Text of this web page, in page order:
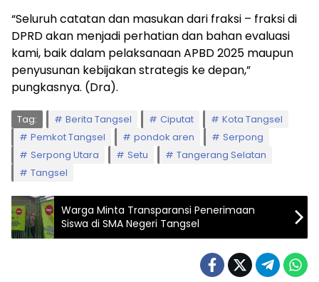
“Seluruh catatan dan masukan dari fraksi – fraksi di
DPRD akan menjadi perhatian dan bahan evaluasi
kami, baik dalam pelaksanaan APBD 2025 maupun
penyusunan kebijakan strategis ke depan,”
pungkasnya. (Dra).
Tag: Berita Tangsel Ciputat
Kota Tangsel
Pemkot Tangsel
pondok aren
Serpong
Serpong Utara
Setu
Tangerang Selatan
Tangsel
Warga Minta Transparansi Penerimaan
Siswa di SMA Negeri Tangsel